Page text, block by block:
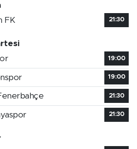
FK
21:30
19:00
19:00
21:30
21:30